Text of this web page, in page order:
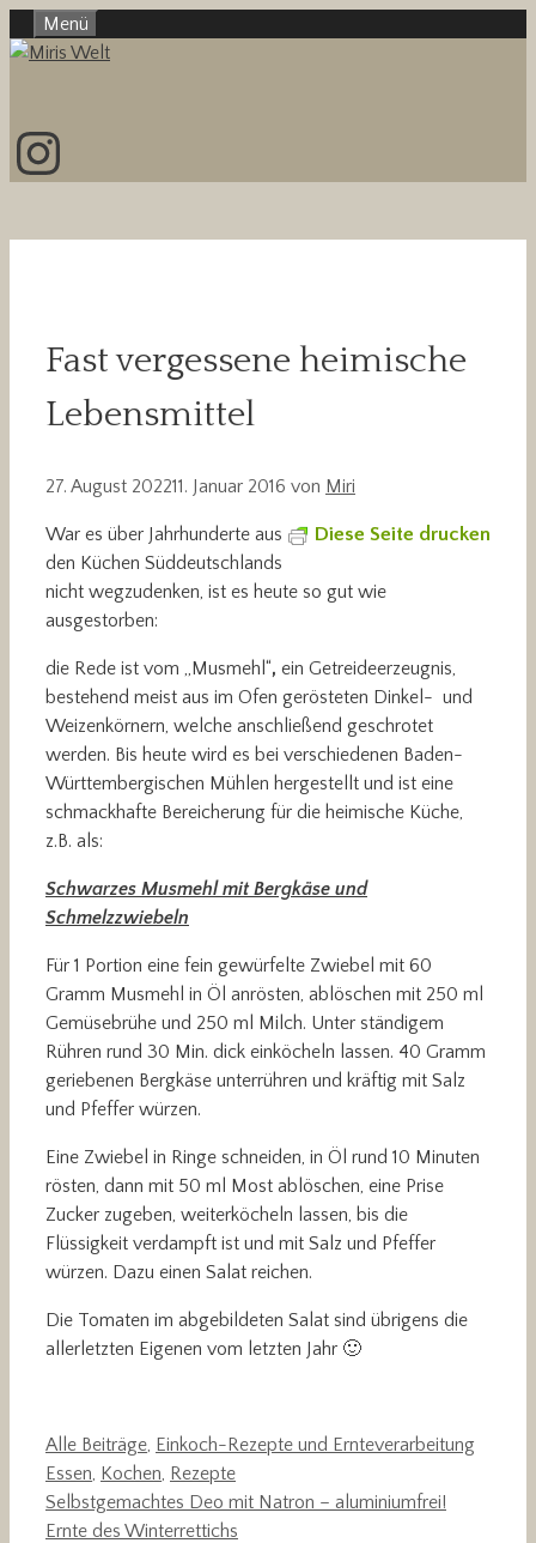
Inhalt
Menü
Instagram
Fast vergessene heimische
Lebensmittel
27. August 202211. Januar 2016 von Miri
Diese Seite drucken
War es über Jahrhunderte aus
den Küchen Süddeutschlands
nicht wegzudenken, ist es heute so gut wie
ausgestorben:
die Rede ist vom „Musmehl“, ein Getreideerzeugnis,
bestehend meist aus im Ofen gerösteten Dinkel- und
Weizenkörnern, welche anschließend geschrotet
werden. Bis heute wird es bei verschiedenen Baden-
Württembergischen Mühlen hergestellt und ist eine
schmackhafte Bereicherung für die heimische Küche,
z.B. als:
Schwarzes Musmehl mit Bergkäse und
Schmelzzwiebeln
Für 1 Portion eine fein gewürfelte Zwiebel mit 60
Gramm Musmehl in Öl anrösten, ablöschen mit 250 ml
Gemüsebrühe und 250 ml Milch. Unter ständigem
Rühren rund 30 Min. dick einköcheln lassen. 40 Gramm
geriebenen Bergkäse unterrühren und kräftig mit Salz
und Pfeffer würzen.
Eine Zwiebel in Ringe schneiden, in Öl rund 10 Minuten
rösten, dann mit 50 ml Most ablöschen, eine Prise
Zucker zugeben, weiterköcheln lassen, bis die
Flüssigkeit verdampft ist und mit Salz und Pfeffer
würzen. Dazu einen Salat reichen.
Die Tomaten im abgebildeten Salat sind übrigens die
allerletzten Eigenen vom letzten Jahr 🙂
Kategorien
Alle Beiträge, Einkoch-Rezepte und Ernteverarbeitung
Essen, Kochen, Rezepte
Selbstgemachtes Deo mit Natron – aluminiumfrei!
Ernte des Winterrettichs